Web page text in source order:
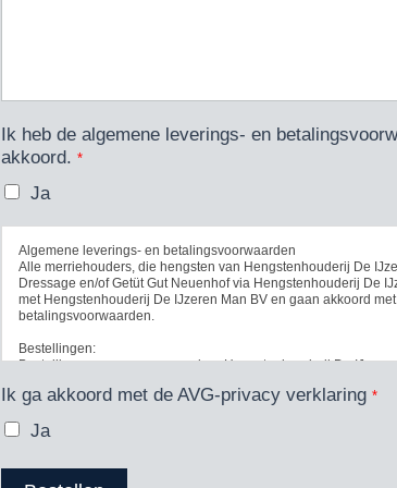
Ik heb de algemene leverings- en
akkoord. *
Ja
Algemene leverings- en betalingsvoorwaarden
Alle merriehouders, die hengsten van Hengstenhouderij De
Dressage en/of Getüt Gut Neuenhof via Hengstenhouderij De
met Hengstenhouderij De IJzeren Man BV en gaan akkoord
betalingsvoorwaarden.
Bestellingen:
Bestellingen van sperma van door Hengstenhouderij De
geschieden, waarbij rekening gehouden dient te worden met
Indien bestellingen worden ontvangen na de aangegeven
Ik ga akkoord met de AVG-privacy verklaring *
Ja